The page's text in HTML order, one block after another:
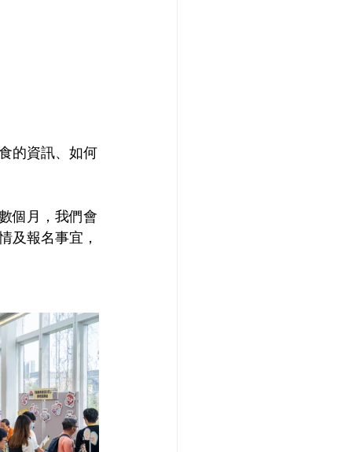
的資訊、如何
個月，我們會
及報名事宜，